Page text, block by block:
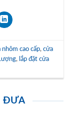
nhôm cao cấp, cửa
, lắp đặt cửa
ĐƯA